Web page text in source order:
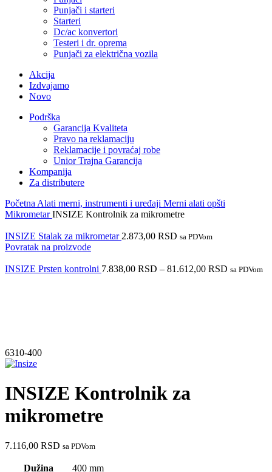
Punjači i starteri
Starteri
Dc/ac konvertori
Testeri i dr. oprema
Punjači za električna vozila
Akcija
Izdvajamo
Novo
Podrška
Garancija Kvaliteta
Pravo na reklamaciju
Reklamacije i povraćaj robe
Unior Trajna Garancija
Kompanija
Za distributere
Početna Alati merni, instrumenti i uređaji Merni alati opšti
MikrometarINSIZE Kontrolnik za mikrometre
INSIZE Stalak za mikrometar 2.873,00 RSD sa PDVom
Povratak na proizvode
INSIZE Prsten kontrolni 7.838,00 RSD – 81.612,00 RSD sa PDVom
6310-400
INSIZE Kontrolnik za
mikrometre
7.116,00 RSD sa PDVom
Dužina
400 mm